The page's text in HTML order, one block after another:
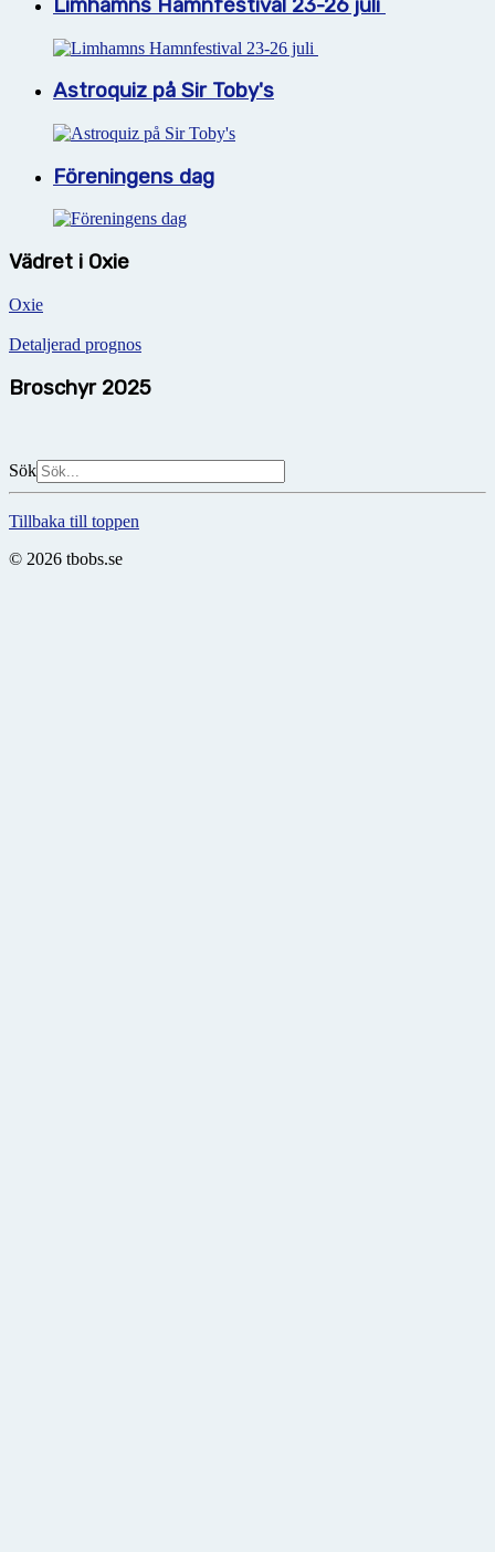
Limhamns Hamnfestival 23-26 juli
Astroquiz på Sir Toby's
Föreningens dag
Vädret i Oxie
Oxie
Detaljerad prognos
Broschyr 2025
Sök
Tillbaka till toppen
© 2026 tbobs.se